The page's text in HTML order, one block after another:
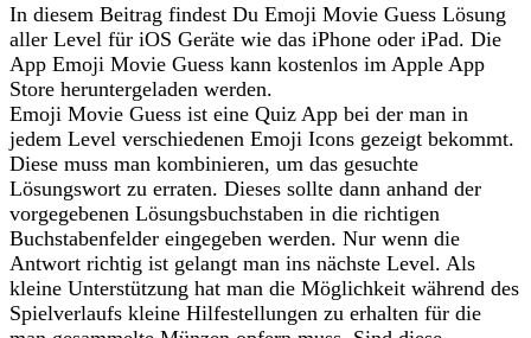
In diesem Beitrag findest Du Emoji Movie Guess Lösung
aller Level für iOS Geräte wie das iPhone oder iPad. Die
App Emoji Movie Guess kann kostenlos im Apple App
Store heruntergeladen werden.
Emoji Movie Guess ist eine Quiz App bei der man in
jedem Level verschiedenen Emoji Icons gezeigt bekommt.
Diese muss man kombinieren, um das gesuchte
Lösungswort zu erraten. Dieses sollte dann anhand der
vorgegebenen Lösungsbuchstaben in die richtigen
Buchstabenfelder eingegeben werden. Nur wenn die
Antwort richtig ist gelangt man ins nächste Level. Als
kleine Unterstützung hat man die Möglichkeit während des
Spielverlaufs kleine Hilfestellungen zu erhalten für die